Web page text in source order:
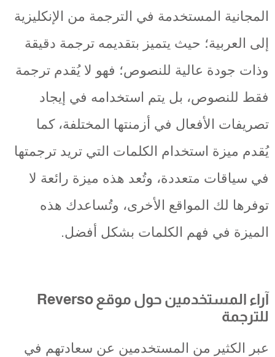
المجانية المستخدمة في الترجمة من الإنكليزية
إلى العربية؛ حيث يتميز بتقديمه ترجمة دقيقة
وذات جودة عالية للنصوص؛ فهو لا يُقدم ترجمة
فقط للنصوص، بل يتم استخدامه في إيجاد
تصريفات الأفعال في أزمنتها المختلفة، كما
يُقدم ميزة استخدام الكلمات التي تريد ترجمتها
في سياقات متعددة، وتُعد هذه ميزة رائعة لا
توفرها لك المواقع الأخرى، وتُساعدك هذه
الميزة في فهم الكلمات بشكل أفضل.
آراء المستخدمين حول موقع Reverso
للترجمة
عبر الكثير من المستخدمين عن سعادتهم في